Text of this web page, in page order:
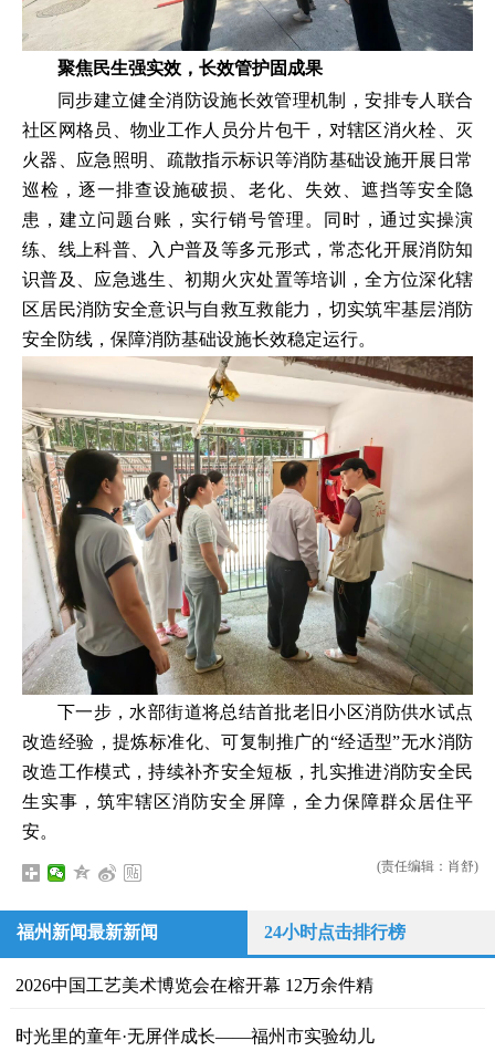
聚焦民生强实效，长效管护固成果
同步建立健全消防设施长效管理机制，安排专人联合
社区网格员、物业工作人员分片包干，对辖区消火栓、灭
火器、应急照明、疏散指示标识等消防基础设施开展日常
巡检，逐一排查设施破损、老化、失效、遮挡等安全隐
患，建立问题台账，实行销号管理。同时，通过实操演
练、线上科普、入户普及等多元形式，常态化开展消防知
识普及、应急逃生、初期火灾处置等培训，全方位深化辖
区居民消防安全意识与自救互救能力，切实筑牢基层消防
安全防线，保障消防基础设施长效稳定运行。
下一步，水部街道将总结首批老旧小区消防供水试点
改造经验，提炼标准化、可复制推广的“经适型”无水消防
改造工作模式，持续补齐安全短板，扎实推进消防安全民
生实事，筑牢辖区消防安全屏障，全力保障群众居住平
安。
(责任编辑：肖舒)
福州新闻最新新闻 24小时点击排行榜
2026中国工艺美术博览会在榕开幕 12万余件精
时光里的童年·无屏伴成长——福州市实验幼儿